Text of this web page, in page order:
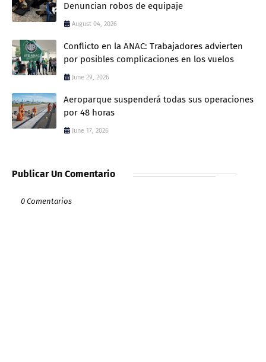
Denuncian robos de equipaje
August 04, 2026
Conflicto en la ANAC: Trabajadores advierten
por posibles complicaciones en los vuelos
June 29, 2026
Aeroparque suspenderá todas sus operaciones
por 48 horas
June 17, 2026
Publicar Un Comentario
0 Comentarios